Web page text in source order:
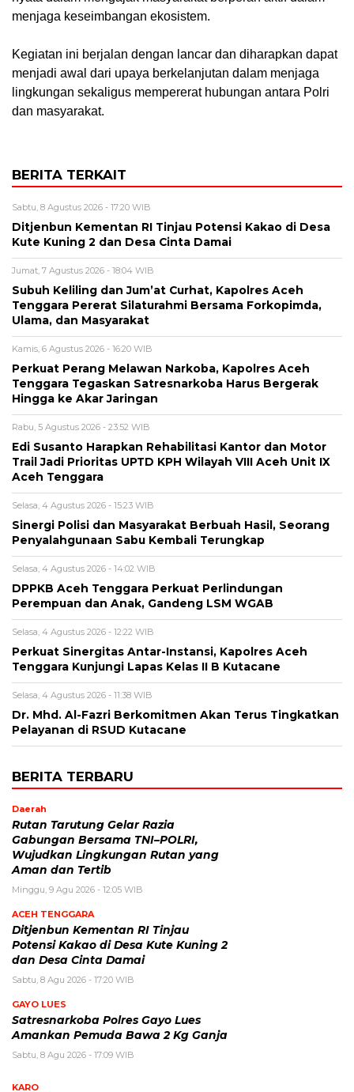
menjaga keseimbangan ekosistem.
Kegiatan ini berjalan dengan lancar dan diharapkan dapat
menjadi awal dari upaya berkelanjutan dalam menjaga
lingkungan sekaligus mempererat hubungan antara Polri
dan masyarakat.
BERITA TERKAIT
Sabtu, 8 Agustus 2026 - 17:20 WIB
Ditjenbun Kementan RI Tinjau Potensi Kakao di Desa
Kute Kuning 2 dan Desa Cinta Damai
Jumat, 7 Agustus 2026 - 18:04 WIB
Subuh Keliling dan Jum’at Curhat, Kapolres Aceh
Tenggara Pererat Silaturahmi Bersama Forkopimda,
Ulama, dan Masyarakat
Kamis, 6 Agustus 2026 - 16:20 WIB
Perkuat Perang Melawan Narkoba, Kapolres Aceh
Tenggara Tegaskan Satresnarkoba Harus Bergerak
Hingga ke Akar Jaringan
Rabu, 5 Agustus 2026 - 23:52 WIB
Edi Susanto Harapkan Rehabilitasi Kantor dan Motor
Trail Jadi Prioritas UPTD KPH Wilayah VIII Aceh Unit IX
Aceh Tenggara
Selasa, 4 Agustus 2026 - 15:23 WIB
Sinergi Polisi dan Masyarakat Berbuah Hasil, Seorang
Penyalahgunaan Sabu Kembali Terungkap
Selasa, 4 Agustus 2026 - 14:02 WIB
DPPKB Aceh Tenggara Perkuat Perlindungan
Perempuan dan Anak, Gandeng LSM WGAB
Selasa, 4 Agustus 2026 - 12:22 WIB
Perkuat Sinergitas Antar-Instansi, Kapolres Aceh
Tenggara Kunjungi Lapas Kelas II B Kutacane
Selasa, 4 Agustus 2026 - 11:38 WIB
Dr. Mhd. Al-Fazri Berkomitmen Akan Terus Tingkatkan
Pelayanan di RSUD Kutacane
BERITA TERBARU
Daerah
Rutan Tarutung Gelar Razia
Gabungan Bersama TNI–POLRI,
Wujudkan Lingkungan Rutan yang
Aman dan Tertib
Minggu, 9 Agu 2026 - 12:05 WIB
ACEH TENGGARA
Ditjenbun Kementan RI Tinjau
Potensi Kakao di Desa Kute Kuning 2
dan Desa Cinta Damai
Sabtu, 8 Agu 2026 - 17:20 WIB
GAYO LUES
Satresnarkoba Polres Gayo Lues
Amankan Pemuda Bawa 2 Kg Ganja
Sabtu, 8 Agu 2026 - 17:09 WIB
KARO